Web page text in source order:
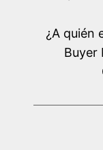
¿A quién
Buyer